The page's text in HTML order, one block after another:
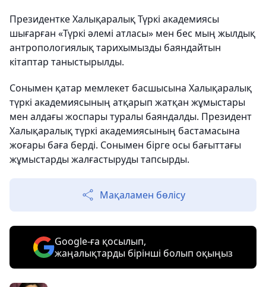
Президентке Халықаралық Түркі академиясы
шығарған «Түркі әлемі атласы» мен бес мың жылдық
антропологиялық тарихымызды баяндайтын
кітаптар таныстырылды.
Сонымен қатар мемлекет басшысына Халықаралық
түркі академиясының атқарып жатқан жұмыстары
мен алдағы жоспары туралы баяндалды. Президент
Халықаралық түркі академиясының бастамасына
жоғары баға берді. Сонымен бірге осы бағыттағы
жұмыстарды жалғастыруды тапсырды.
Мақаламен бөлісу
Google-ға қосылып,
жаңалықтарды бірінші болып оқыңыз